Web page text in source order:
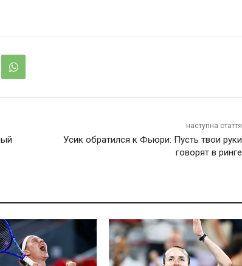
наступна стаття
Усик обратился к Фьюри: Пусть твои руки
говорят в ринге